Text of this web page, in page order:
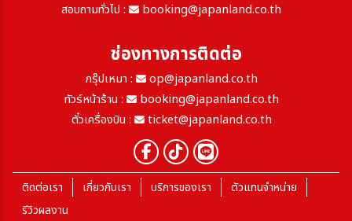
สอบถามทั่วไป :
booking@japanland.co.th
ช่องทางการติดต่อ
กรุ๊ปเหมา :
op@japanland.co.th
ทัวร์หน้าร้าน :
booking@japanland.co.th
ตั๋วเครื่องบิน :
ticket@japanland.co.th
ติดต่อเรา เกี่ยวกับเรา บริการของเรา
ตัวแทนจำหน่าย
รีวิวผลงาน